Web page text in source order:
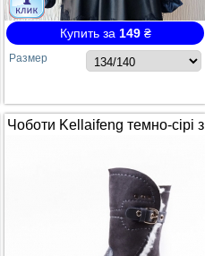
Купить за 149₴
Размер
Чоботи Kellaifeng темно-сірі з